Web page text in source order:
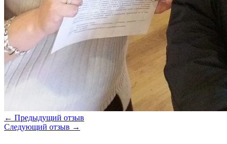
← Предыдущий отзыв
Следующий отзыв →